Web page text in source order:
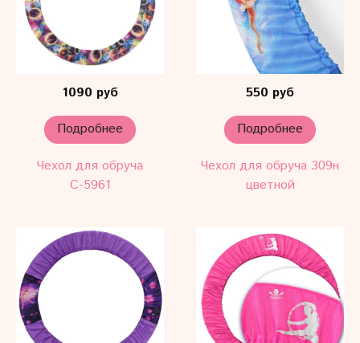
1090 руб
Подробнее
Чехол для обруча
С-5961
550 руб
Подробнее
Чехол для обруча 309н
цветной